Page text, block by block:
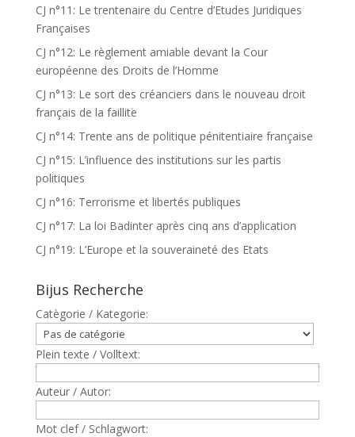
CJ n°11: Le trentenaire du Centre d’Etudes Juridiques
Françaises
CJ n°12: Le règlement amiable devant la Cour
européenne des Droits de l’Homme
CJ n°13: Le sort des créanciers dans le nouveau droit
français de la faillite
CJ n°14: Trente ans de politique pénitentiaire française
CJ n°15: L’influence des institutions sur les partis
politiques
CJ n°16: Terrorisme et libertés publiques
CJ n°17: La loi Badinter après cinq ans d’application
CJ n°19: L’Europe et la souveraineté des Etats
Bijus Recherche
Catègorie / Kategorie:
Plein texte / Volltext:
Auteur / Autor:
Mot clef / Schlagwort: